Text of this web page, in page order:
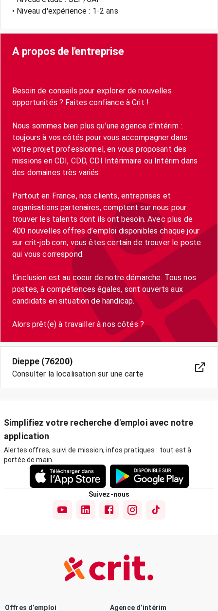
• Niveau d'expérience : 1-2 ans
A propos de l'entreprise
Besoin de conseils pour explorer de nouvelles
opportunités ? Faites confiance à Crit !
Nous sommes bien plus qu’une agence d’intérim :
toujours à vos côtés pour vous accompagner dans
votre projet professionnel, en vous proposant des
missions en CDI, CDD, CDI Intérimaire ou Intérim dans
des domaines très variés.
Partout en France, nos clients, entreprises et
organisations partenaires, comptent sur nous pour
trouver les talents dont ils ont besoin. Avec plus de
400 nouvelles offres d’emploi disponibles chaque jour
sur crit-job.com, vous êtes certain de trouver le poste
qui vous correspond.
L’inclusion est au coeur de notre démarche. Tous nos
postes, à compétences égales, sont ouverts aux
candidats en situation de handicap.
Alors prêt(e) à travailler à nos côtés ?
Dieppe (76200)
Consulter la localisation sur une carte
Simplifiez votre recherche d'emploi avec notre
application
Alertes offres, suivi de mission, infos pratiques : tout est à
portée de main.
Suivez-nous
Offres d’emploi Agence d’intérim